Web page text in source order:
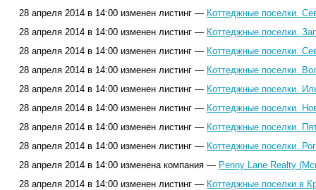
28 апреля 2014 в 14:00 изменен листинг — Коттеджные поселки.
28 апреля 2014 в 14:00 изменен листинг — Коттеджные поселки.
28 апреля 2014 в 14:00 изменен листинг — Коттеджные поселки.
28 апреля 2014 в 14:00 изменен листинг — Коттеджные поселки.
28 апреля 2014 в 14:00 изменен листинг — Коттеджные поселки.
28 апреля 2014 в 14:00 изменен листинг — Коттеджные поселки.
28 апреля 2014 в 14:00 изменен листинг — Коттеджные поселки.
28 апреля 2014 в 14:00 изменен листинг — Коттеджные поселки.
28 апреля 2014 в 14:00 изменена компания — Penny Lane Realty
28 апреля 2014 в 14:00 изменен листинг — Коттеджные поселки в